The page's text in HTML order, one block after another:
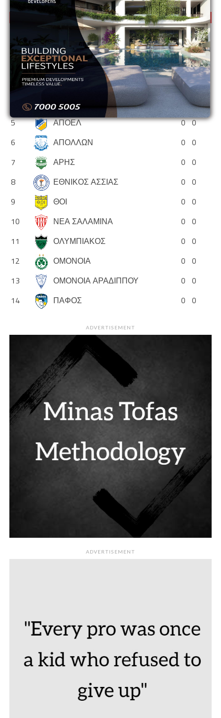
Κ16 Ανώτατη – Βαθμολογία 2026/27
Ομάδα P Pts
1
ΑΓΙΑ ΝΑΠΑ 0 0
2
ΑΕΚ 0 0
ΑΕΛ 0 0
ΑΝΟΡΘΩΣΗ 0 0
5
ΑΠΟΕΛ 0 0
6
ΑΠΟΛΛΩΝ 0 0
7
ΑΡΗΣ 0 0
8
ΕΘΝΙΚΟΣ ΑΣΣΙΑΣ 0 0
9
ΘΟΙ 0 0
10
ΝΕΑ ΣΑΛΑΜΙΝΑ 0 0
11
ΟΛΥΜΠΙΑΚΟΣ 0 0
12
ΟΜΟΝΟΙΑ 0 0
13
ΟΜΟΝΟΙΑ ΑΡΑΔΙΠΠΟΥ 0 0
14
ΠΑΦΟΣ 0 0
ADVERTISEMENT
ADVERTISEMENT